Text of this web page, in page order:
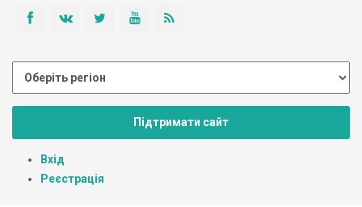
Підтримати сайт
Вхід
Реєстрація